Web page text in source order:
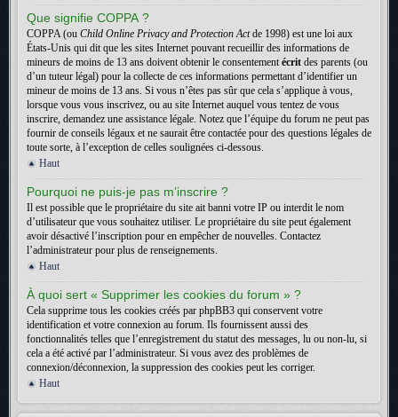
Que signifie COPPA ?
COPPA (ou Child Online Privacy and Protection Actde 1998) est une loi aux
États-Unis qui dit que les sites Internet pouvant recueillir des informations de
mineurs de moins de 13 ans doivent obtenir le consentementécrit des parents (ou
d’un tuteur légal) pour la collecte de ces informations permettant d’identifier un
mineur de moins de 13 ans. Si vous n’êtes pas sûr que cela s’applique à vous,
lorsque vous vous inscrivez, ou au site Internet auquel vous tentez de vous
inscrire, demandez une assistance légale. Notez que l’équipe du forum ne peut pas
fournir de conseils légaux et ne saurait être contactée pour des questions légales de
toute sorte, à l’exception de celles soulignées ci-dessous.
Haut
Pourquoi ne puis-je pas m’inscrire ?
Il est possible que le propriétaire du site ait banni votre IP ou interdit le nom
d’utilisateur que vous souhaitez utiliser. Le propriétaire du site peut également
avoir désactivé l’inscription pour en empêcher de nouvelles. Contactez
l’administrateur pour plus de renseignements.
Haut
À quoi sert « Supprimer les cookies du forum » ?
Cela supprime tous les cookies créés par phpBB3 qui conservent votre
identification et votre connexion au forum. Ils fournissent aussi des
fonctionnalités telles que l’enregistrement du statut des messages, lu ou non-lu, si
cela a été activé par l’administrateur. Si vous avez des problèmes de
connexion/déconnexion, la suppression des cookies peut les corriger.
Haut